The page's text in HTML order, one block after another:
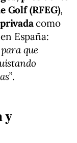
Golf (RFEG),
como
España:
que
.
y